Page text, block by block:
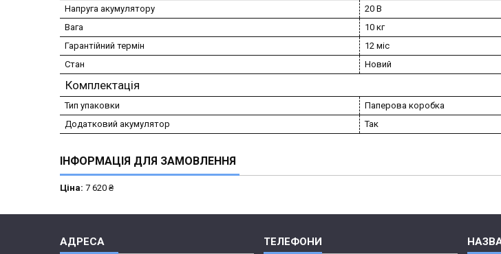
Напруга акумулятору
20 В
Вага
10 кг
Гарантійний термін
12 міс
Стан
Новий
Комплектація
Тип упаковки
Паперова коробка
Додатковий акумулятор
Так
ІНФОРМАЦІЯ ДЛЯ ЗАМОВЛЕННЯ
Ціна: 7 620 ₴